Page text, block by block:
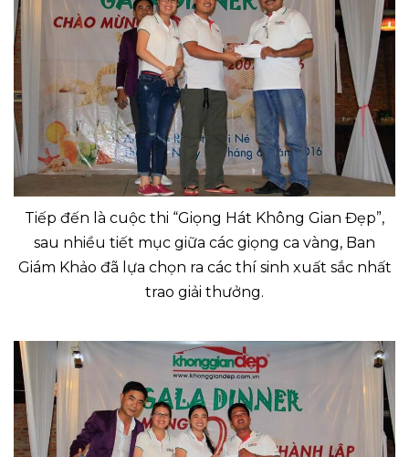
Tiếp đến là cuộc thi “Giọng Hát Không Gian Đẹp”,
sau nhiều tiết mục giữa các giọng ca vàng, Ban
Giám Khảo đã lựa chọn ra các thí sinh xuất sắc nhất
trao giải thưởng.